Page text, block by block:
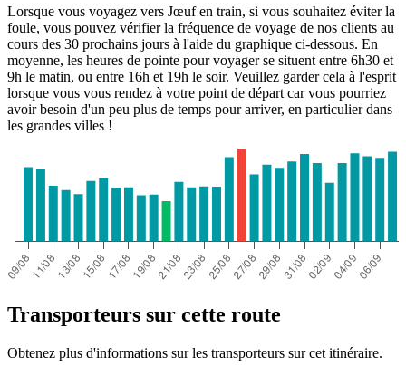
Lorsque vous voyagez vers Jœuf en train, si vous souhaitez éviter la
foule, vous pouvez vérifier la fréquence de voyage de nos clients au
cours des 30 prochains jours à l'aide du graphique ci-dessous. En
moyenne, les heures de pointe pour voyager se situent entre 6h30 et
9h le matin, ou entre 16h et 19h le soir. Veuillez garder cela à l'esprit
lorsque vous vous rendez à votre point de départ car vous pourriez
avoir besoin d'un peu plus de temps pour arriver, en particulier dans
les grandes villes !
Transporteurs sur cette route
Obtenez plus d'informations sur les transporteurs sur cet itinéraire.